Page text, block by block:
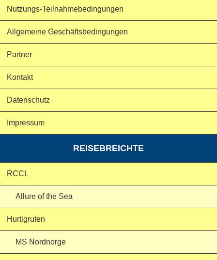
Nutzungs-Teilnahmebedingungen
Allgemeine Geschäftsbedingungen
Partner
Kontakt
Datenschutz
Impressum
REISEBREICHTE
RCCL
Allure of the Sea
Hurtigruten
MS Nordnorge